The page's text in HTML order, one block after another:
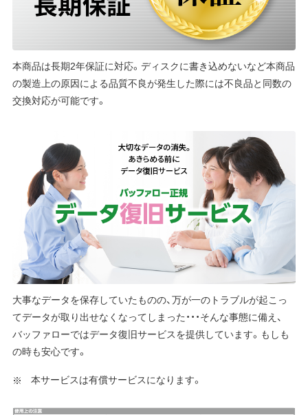
本商品は長期2年保証に対応。ディスクに書き込めないなど本商品
の製造上の原因による品質不良が発生した際には不良品と同数の
交換対応が可能です。
大事なデータを保存していたものの、万が一のトラブルが起こっ
てデータが取り出せなくなってしまった・・・そんな事態に備え、
バッファローではデータ復旧サービスを提供しています。もしも
の時も安心です。
本サービスは有償サービスになります。